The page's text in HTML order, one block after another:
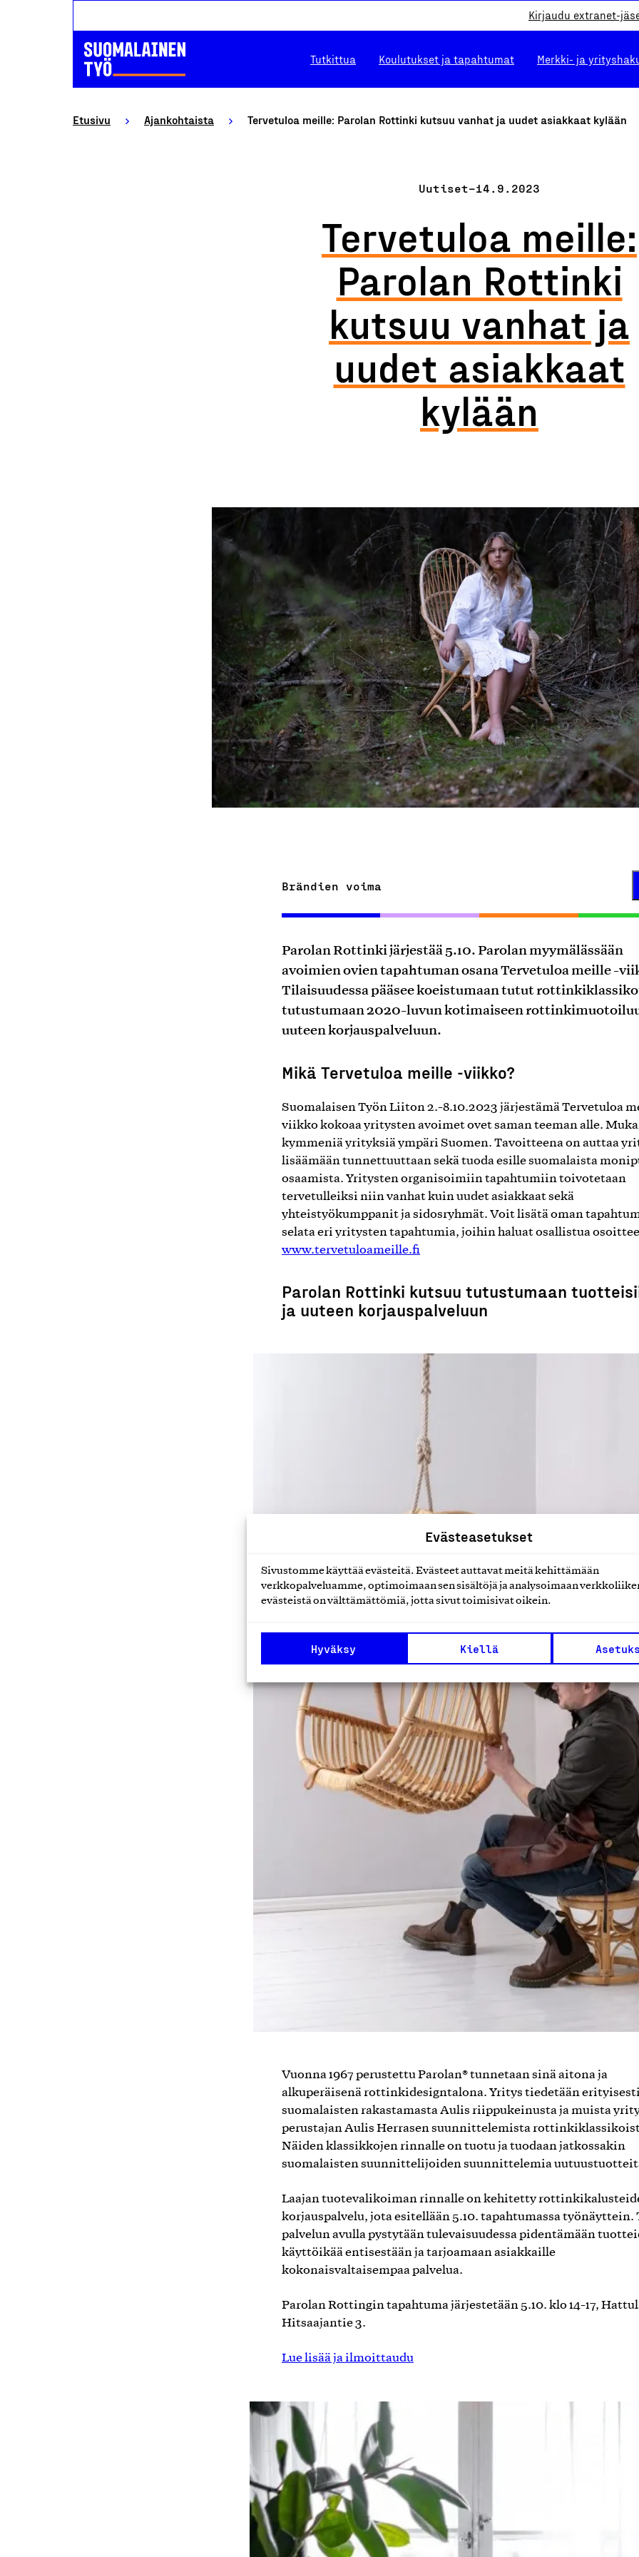
Evästeasetukset
Sivustomme käyttää evästeitä. Evästeet auttavat meitä kehittämään
verkkopalveluamme, optimoimaan sen sisältöjä ja analysoimaan
evästeistä on välttämättömiä, jotta sivut toimisivat oikein.
Hyväksy Kiellä
Kirjaudu extranet-
Tutkittua Koulutukset ja tapahtumat Merkki- ja
Etusivu Ajankohtaista Tervetuloa meille: Parolan Rottinki kutsuu vanhat ja uudet asiakkaat kylään
Uutiset–14.9.2023
Tervetuloa meille:
Parolan Rottinki
kutsuu vanhat ja
uudet asiakkaat
kylään
Brändien voima
Parolan Rottinki järjestää 5.10. Parolan myymälässään
avoimien ovien tapahtuman osana Tervetuloa meille -
Tilaisuudessa pääsee koeistumaan tutut
tutustumaan 2020-luvun kotimaiseen
uuteen korjauspalveluun.
Mikä Tervetuloa meille -viikko?
Suomalaisen Työn Liiton 2.-8.10.2023 järjestämä Tervetuloa
viikko kokoaa yritysten avoimet ovet saman teeman alle.
kymmeniä yrityksiä ympäri Suomen. Tavoitteena on auttaa
lisäämään tunnettuuttaan sekä tuoda esille suomalaista
osaamista. Yritysten organisoimiin tapahtumiin toivotetaan
tervetulleiksi niin vanhat kuin uudet asiakkaat sekä
yhteistyökumppanit ja sidosryhmät. Voit lisätä oman
selata eri yritysten tapahtumia, joihin haluat osallistua
www.tervetuloameille.fi
Parolan Rottinki kutsuu tutustumaan
ja uuteen korjauspalveluun
Vuonna 1967 perustettu Parolan® tunnetaan sinä aitona ja
alkuperäisenä rottinkidesigntalona. Yritys tiedetään
suomalaisten rakastamasta Aulis riippukeinusta ja muista
perustajan Aulis Herrasen suunnittelemista
Näiden klassikkojen rinnalle on tuotu ja tuodaan jatkossakin
suomalaisten suunnittelijoiden suunnittelemia
Laajan tuotevalikoiman rinnalle on kehitetty
korjauspalvelu, jota esitellään 5.10. tapahtumassa työnäyttein.
palvelun avulla pystytään tulevaisuudessa pidentämään
käyttöikää entisestään ja tarjoamaan asiakkaille
kokonaisvaltaisempaa palvelua.
Parolan Rottingin tapahtuma järjestetään 5.10. klo 14-17,
Hitsaajantie 3.
Lue lisää ja ilmoittaudu